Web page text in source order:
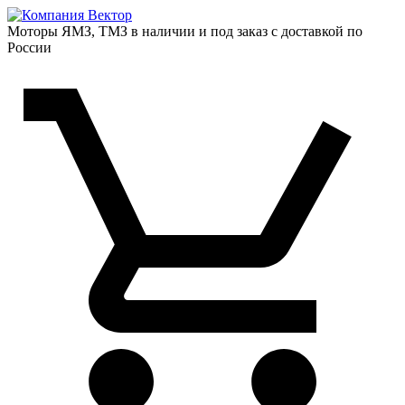
Моторы ЯМЗ, ТМЗ в наличии и под заказ с доставкой по
России